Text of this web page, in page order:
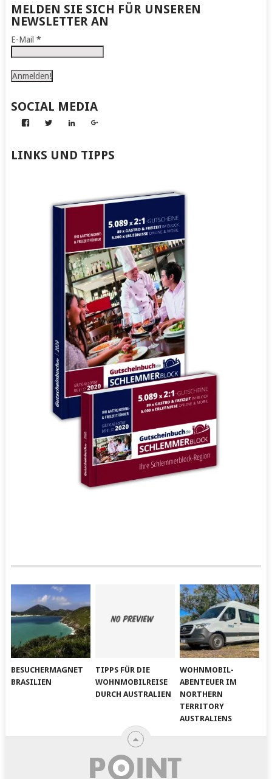
MELDEN SIE SICH FÜR UNSEREN
NEWSLETTER AN
E-Mail *
SOCIAL MEDIA
Profil
Nachmachen
Profil
Kapff
Profil
Kapff
Profil
Kapff
LINKS UND TIPPS
BESUCHERMAGNET
BRASILIEN
TIPPS FÜR DIE
WOHNMOBILREISE
DURCH AUSTRALIEN
WOHNMOBIL-
ABENTEUER IM
NORTHERN
TERRITORY
AUSTRALIENS